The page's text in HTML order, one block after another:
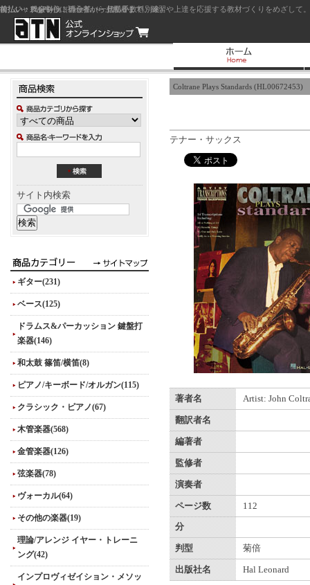
ジャズを中心に初心者から上級者まで、練習や上達を応援する教材づくりをめざし
サイト内検索
ギター(231)
ベース(125)
ドラムス&パーカッション 鍵盤打
楽器(146)
和太鼓 篠笛/横笛(8)
ピアノ/キーボード/オルガン(115)
クラシック・ピアノ(67)
木管楽器(568)
金管楽器(126)
弦楽器(78)
ヴォーカル(64)
その他の楽器(19)
理論/アレンジ イヤー・トレーニ
ング(42)
インプロヴィゼイション・メソッ
Coltrane Plays Standards (HL00672453)
テナー・サックス
著者名 Artist: John
翻訳者名
編著者
監修者
演奏者
ページ数 112
分
判型 菊倍
出版社名 Hal Leonard
前払い：クレジットカード（一括払い）
後払い：代金引換（現金払い・代引手数料別途）
前払い：PayPay